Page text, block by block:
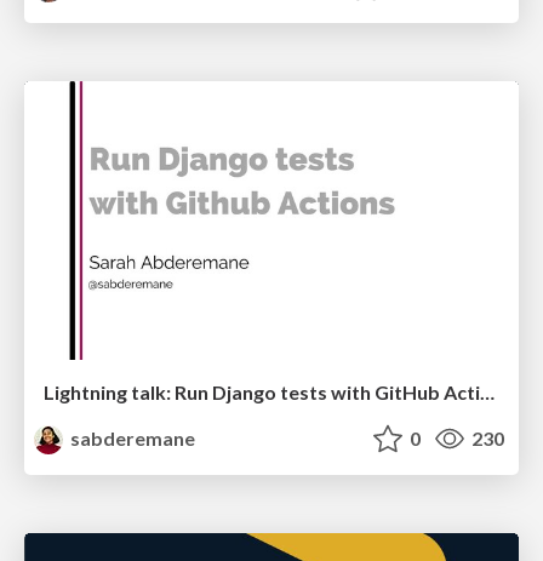
Lightning talk: Run Django tests with GitHub Actions
sabderemane
0 230